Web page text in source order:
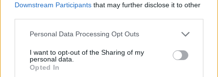
Downstream Participants that may further disclose it to other
Please note that this website/app uses one or more Google
not limited to your visit or usage behaviour. You may click to
grant or deny consent to Google and its third-party tags to
use your data for below specified purposes in below Google
Personal Data Processing Opt Outs
I want to opt-out of the Sharing of my
personal data.
Opted In
dibattito globale. “È fondamentale investire in
sicurezza e connettività per il nostro futuro”, ha
concluso.